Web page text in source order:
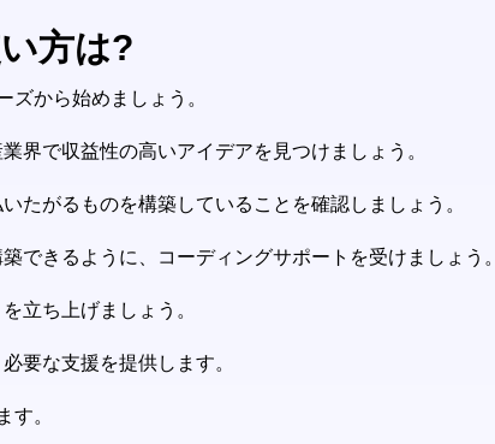
方は?
から始めましょう。
界で収益性の高いアイデアを見つけましょう。
たがるものを構築していることを確認しましょう。
できるように、コーディングサポートを受けましょう。
立ち上げましょう。
要な支援を提供します。
す。